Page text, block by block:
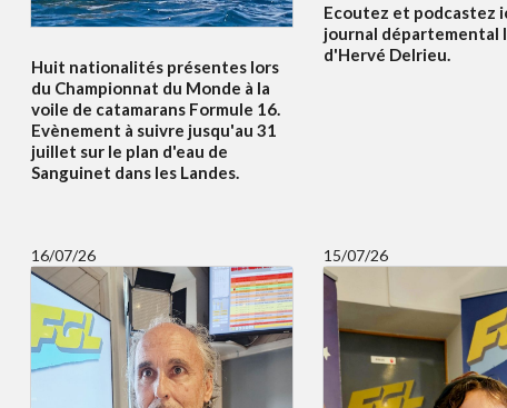
Huit nationalités présentes lors
du Championnat du Monde à la
voile de catamarans Formule 16.
Evènement à suivre jusqu'au 31
juillet sur le plan d'eau de
Sanguinet dans les Landes.
Ecoutez et podcastez
journal départemental
d'Hervé Delrieu.
16/07/26 15/07/26